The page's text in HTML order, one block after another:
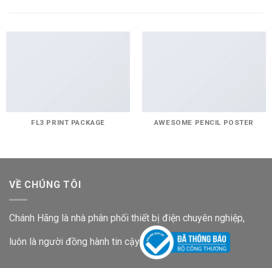
FL3 PRINT PACKAGE AWESOME PENCIL POSTER
VỀ CHÚNG TÔI
Chánh Hãng là nhà phân phối thiết bị điện chuyên nghiệp,
luôn là người đồng hành tin cậy